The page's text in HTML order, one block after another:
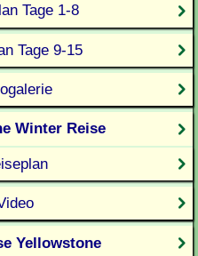
Tage 1-8
Tage 9-15
Winter Reise
Yellowstone